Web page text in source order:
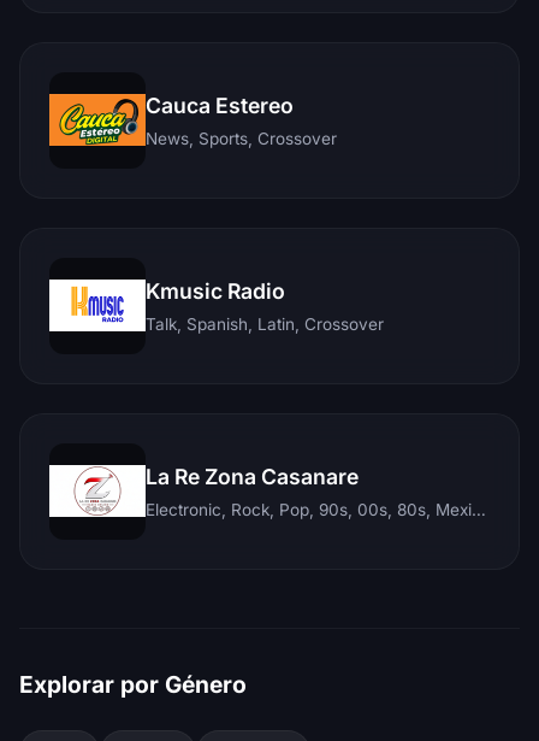
Cauca Estereo
News, Sports, Crossover
Kmusic Radio
Talk, Spanish, Latin, Crossover
La Re Zona Casanare
Electronic, Rock, Pop, 90s, 00s, 80s, Mexican, Ranchera, Reggaeton, Instrumental, Salsa, Merengue, Tropical, Romantic, Vallenato, Llanera
Explorar por Género